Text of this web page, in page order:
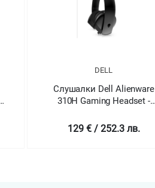
DELL
Слушалки Dell Alienware
310H Gaming Headset -
129 € / 252.3 лв.